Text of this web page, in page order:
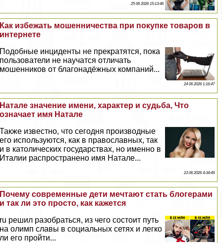
25 06 2026 15:13:46
Как избежать мошенничества при покупке товаров в
интернете
Подобные инциденты не прекратятся, пока
пользователи не научатся отличать
мошенников от благонадёжных компаний...
24 06 2026 1:16:47
Натале значение имени, хаpaктер и судьба, Что
означает имя Натале
Также известно, что сегодня производные
его используются, как в православных, так
и в католических государствах, но именно в
Италии распространено имя Натале...
23 06 2026 4:34:49
Почему современные дети мечтают стать блогерами
и так ли это просто, как кажется
ru решил разобраться, из чего состоит путь
на олимп славы в социальных сетях и легко
ли его пройти...